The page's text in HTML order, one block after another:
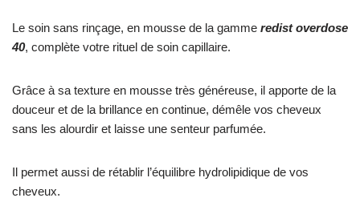
Le soin sans rinçage, en mousse de la gamme redist overdose
40, complète votre rituel de soin capillaire.
Grâce à sa texture en mousse très généreuse, il apporte de la
douceur et de la brillance en continue, démêle vos cheveux
sans les alourdir et laisse une senteur parfumée.
Il permet aussi de rétablir l’équilibre hydrolipidique de vos
cheveux.